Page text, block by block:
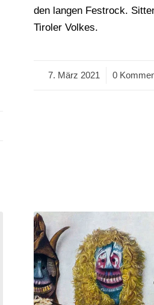
den langen Festrock.
Tiroler Volkes.
7. März 2021
/ 0